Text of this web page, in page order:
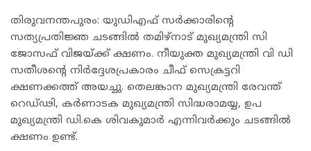
തിരുവനന്തപുരം: യുഡിഎഫ് സർക്കാരിന്റെ
സത്യപ്രതിജ്ഞ ചടങ്ങിൽ തമിഴ്നാട് മുഖ്യമന്ത്രി സി
ജോസഫ് വിജയ്ക്ക് ക്ഷണം. നീയുക്ത മുഖ്യമന്ത്രി വി ഡി
സതീശന്റെ നിർദ്ദേശപ്രകാരം ചീഫ് സെക്രട്ടറി
ക്ഷണക്കത്ത് അയച്ചു. തെലങ്കാന മുഖ്യമന്ത്രി രേവന്ത്
റെഡ്‌ഢി, കർണാടക മുഖ്യമന്ത്രി സിദ്ധരാമയ്യ, ഉപ
മുഖ്യമന്ത്രി ഡി.കെ ശിവകുമാർ എന്നിവർക്കും ചടങ്ങിൽ
ക്ഷണം ഉണ്ട്.